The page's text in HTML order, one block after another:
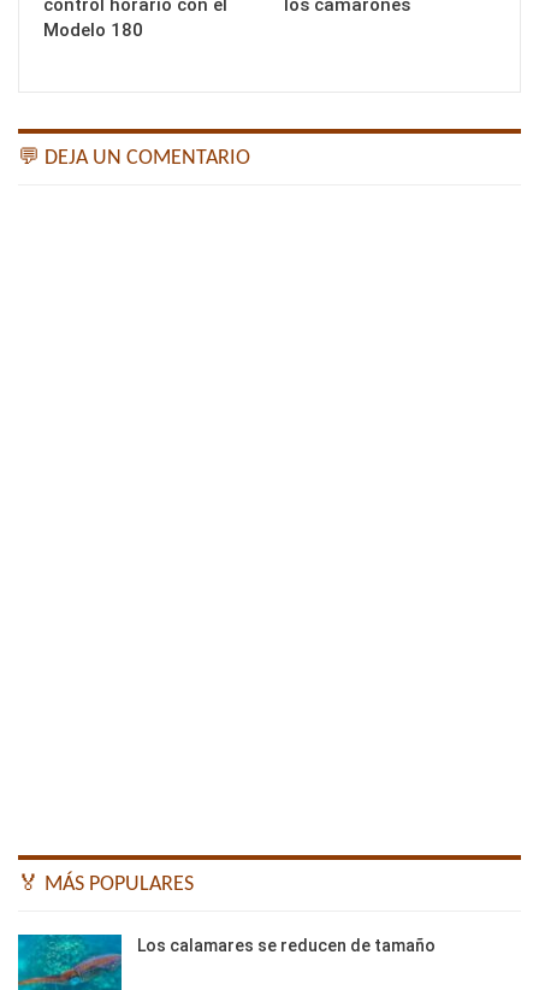
control horario con el
Modelo 180
los camarones
💬 DEJA UN COMENTARIO
🏅 MÁS POPULARES
Los calamares se reducen de tamaño